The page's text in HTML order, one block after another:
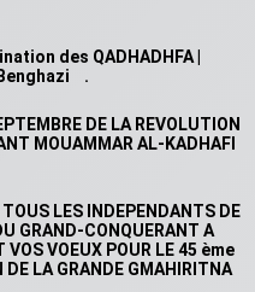
des QADHADHFA |
.
DE LA REVOLUTION
MOUAMMAR AL-KADHAFI
LES INDEPENDANTS DE
GRAND-CONQUERANT A
VOEUX POUR LE 45 ème
DE LA GRANDE GMAHIRITNA